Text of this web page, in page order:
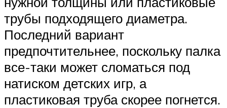
трубы подходящего диаметра.
Последний вариант
предпочтительнее, поскольку палка
все-таки может сломаться под
натиском детских игр, а
пластиковая труба скорее погнется.